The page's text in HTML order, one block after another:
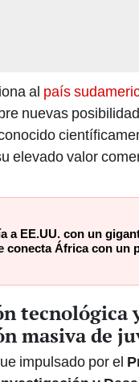
al país
nuevas
elevado valor
a EE.UU. con un
conecta África con un
tecnológica
masiva de
impulsado por el